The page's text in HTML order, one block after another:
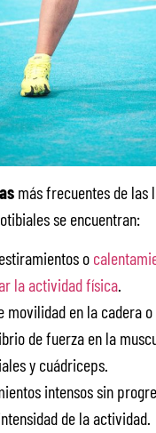
más frecuentes de las
se encuentran:
o
la actividad física.
movilidad en la cadera
de fuerza en la
y cuádriceps.
intensos sin
de la actividad.